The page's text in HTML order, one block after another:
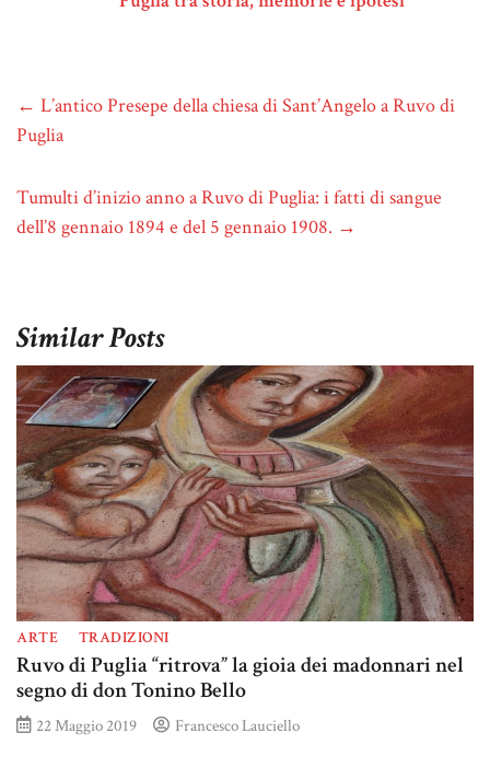
← L’antico Presepe della chiesa di Sant’Angelo a Ruvo di
Puglia
Tumulti d’inizio anno a Ruvo di Puglia: i fatti di sangue
dell’8 gennaio 1894 e del 5 gennaio 1908. →
Similar Posts
ARTE TRADIZIONI
Ruvo di Puglia “ritrova” la gioia dei madonnari nel
segno di don Tonino Bello
22 Maggio 2019 Francesco Lauciello